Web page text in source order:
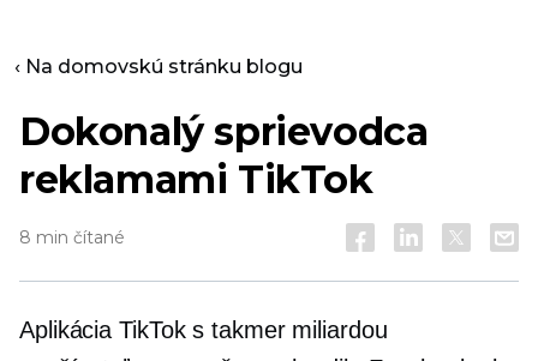
‹ Na domovskú stránku blogu
Dokonalý sprievodca
reklamami TikTok
8 min čítané
Aplikácia TikTok s takmer miliardou